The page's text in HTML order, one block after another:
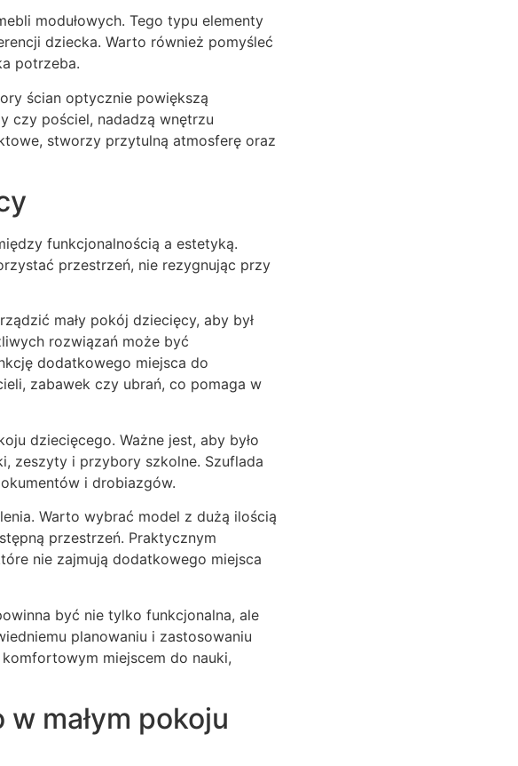
modułowych. Tego typu elementy
dziecka. Warto również pomyśleć
potrzeba.
ścian optycznie powiększą
czy pościel, nadadzą wnętrzu
stworzy przytulną atmosferę oraz
funkcjonalnością a estetyką.
przestrzeń, nie rezygnując przy
mały pokój dziecięcy, aby był
rozwiązań może być
dodatkowego miejsca do
zabawek czy ubrań, co pomaga w
dziecięcego. Ważne jest, aby było
zeszyty i przybory szkolne. Szuflada
i drobiazgów.
Warto wybrać model z dużą ilością
przestrzeń. Praktycznym
nie zajmują dodatkowego miejsca
być nie tylko funkcjonalna, ale
planowaniu i zastosowaniu
miejscem do nauki,
małym pokoju